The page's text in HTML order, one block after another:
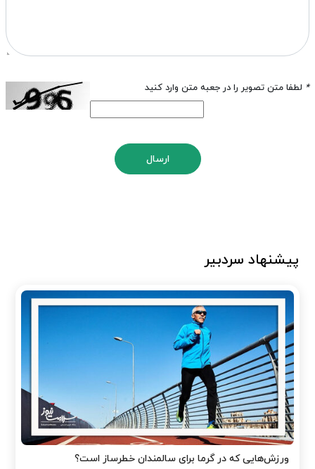
* لطفا متن تصویر را در جعبه متن وارد کنید
ارسال
پیشنهاد سردبیر
ورزش‌هایی که در گرما برای سالمندان خطرساز است؟